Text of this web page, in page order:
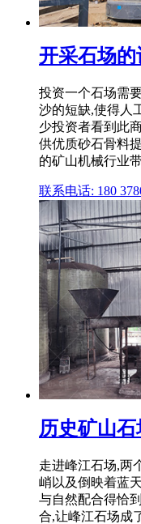
开采石场的
投资一个石场需
沙的短缺,使得人
少投资者看到此
供优质砂石骨料
的矿山机械行业
联系电话: 180
历史矿山
走进峰江石场,两
峭以及倒映着蓝
与自然配合得恰
合,让峰江石场成